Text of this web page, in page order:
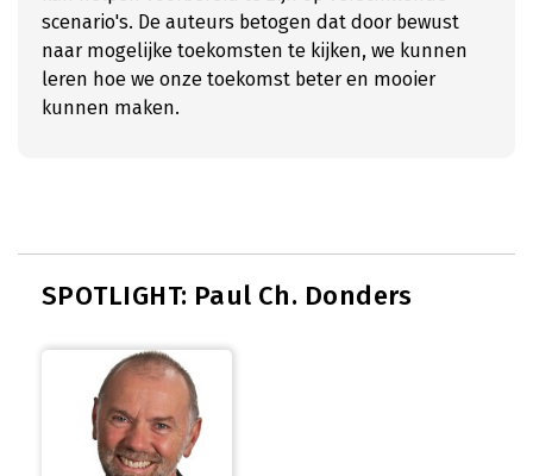
scenario's. De auteurs betogen dat door bewust
naar mogelijke toekomsten te kijken, we kunnen
leren hoe we onze toekomst beter en mooier
kunnen maken.
SPOTLIGHT: Paul Ch. Donders